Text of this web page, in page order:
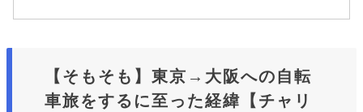
【そもそも】東京→大阪への自転
車旅をするに至った経緯【チャリ